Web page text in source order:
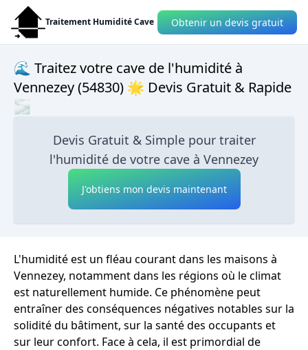
Traitement Humidité Cave Obtenir un devis gratuit
🌊 Traitez votre cave de l'humidité à
Vennezey (54830) 🌟 Devis Gratuit & Rapide
🌫
Devis Gratuit & Simple pour traiter
l'humidité de votre cave à Vennezey
J'obtiens mon devis maintenant
L'humidité est un fléau courant dans les maisons à
Vennezey, notamment dans les régions où le climat
est naturellement humide. Ce phénomène peut
entraîner des conséquences négatives notables sur la
solidité du bâtiment, sur la santé des occupants et
sur leur confort. Face à cela, il est primordial de